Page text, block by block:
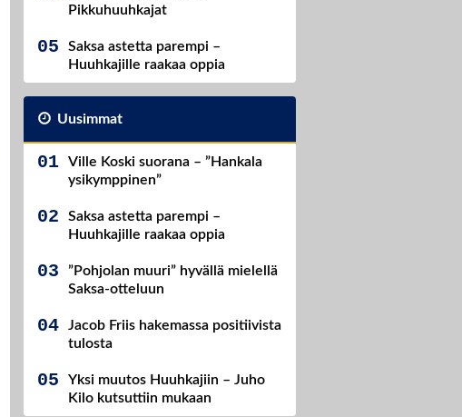
Pikkuhuuhkajat
Saksa astetta parempi –
Huuhkajille raakaa oppia
Uusimmat
Ville Koski suorana – ”Hankala
ysikymppinen”
Saksa astetta parempi –
Huuhkajille raakaa oppia
”Pohjolan muuri” hyvällä mielellä
Saksa-otteluun
Jacob Friis hakemassa positiivista
tulosta
Yksi muutos Huuhkajiin – Juho
Kilo kutsuttiin mukaan